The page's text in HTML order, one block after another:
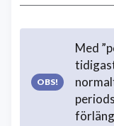
Med